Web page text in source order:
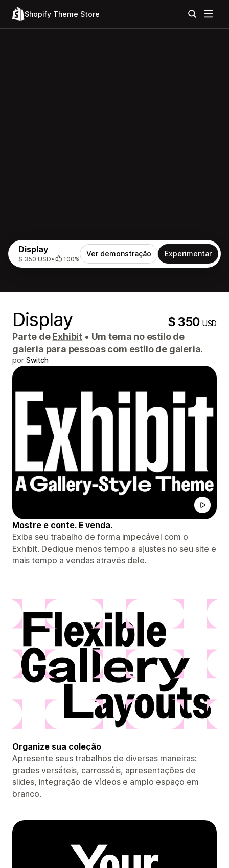
Shopify Theme Store
Display
$ 350 USD• 100%
Ver demonstração Experimentar
Display $ 350USD
Parte deExhibit • Um tema no estilo de
galeria para pessoas com estilo de galeria.
por Switch
Mostre e conte. E venda.
Exiba seu trabalho de forma impecável com o
Exhibit. Dedique menos tempo a ajustes no seu site e
mais tempo a vendas através dele.
Organize sua coleção
Apresente seus trabalhos de diversas maneiras:
grades versáteis, carrosséis, apresentações de
slides, integração de vídeos e amplo espaço em
branco.